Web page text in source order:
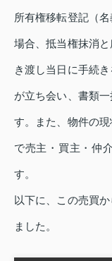
所有権移転登記（
場合、抵当権抹消
き渡し当日に手続
が立ち会い、書類
す。また、物件の
で売主・買主・仲
す。
以下に、この売買
ました。